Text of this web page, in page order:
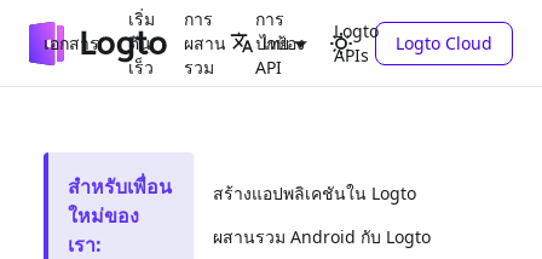
เอกสาร
เริ่ม
ต้น
เร็ว
การ
ผสาน
รวม
การ
ปกป้อง
API
Logto
APIs
ไทย Logto Cloud
สำหรับเพื่อน
ใหม่ของ
เรา:
สร้างแอปพลิเคชันใน Logto
ผสานรวม Android กับ Logto